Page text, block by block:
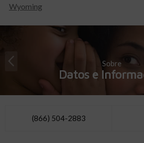
Wyoming
Sobre
Datos e
(866) 504-2883